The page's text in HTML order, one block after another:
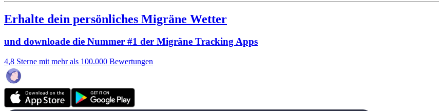
Erhalte dein persönliches Migräne Wetter
und downloade die Nummer #1 der Migräne Tracking Apps
4,8 Sterne mit mehr als 100.000 Bewertungen